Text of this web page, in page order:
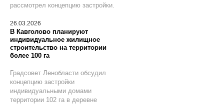
рассмотрел концепцию застройки.
26.03.2026
В Кавголово планируют
индивидуальное жилищное
строительство на территории
более 100 га
Градсовет Ленобласти обсудил
концепцию застройки
индивидуальными домами
территории 102 га в деревне